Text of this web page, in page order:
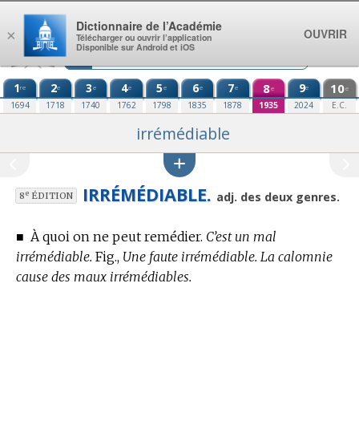
Aller au contenu
1re
1694
2e
1718
3e
1740
4e
1762
5e
1798
6e
1835
7e
1878
8e
1935
9e
2024
10e
E.C.
irrémédiable
8eÉDITION IRRÉMÉDIABLE. adj. des deux genres.
■ À quoi on ne peut remédier. C’est un mal
irrémédiable. Fig., Une faute irrémédiable. La calomnie
cause des maux irrémédiables.
×
Dictionnaire de l’Académie
Télécharger ou ouvrir l’application
Disponible sur Android et iOS
OUVRIR